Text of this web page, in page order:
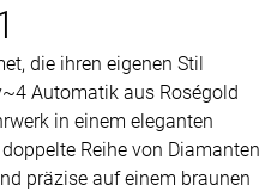
die ihren eigenen Stil
Automatik aus Roségold
in einem eleganten
Reihe von Diamanten
präzise auf einem braunen